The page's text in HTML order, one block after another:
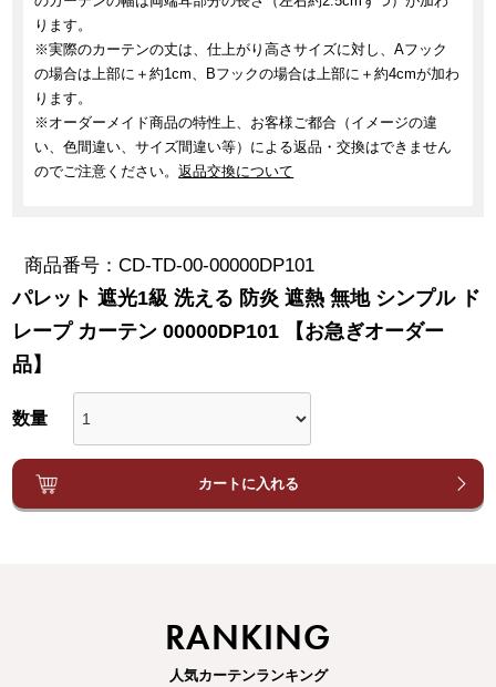
ります。
※実際のカーテンの丈は、仕上がり高さサイズに対し、Aフック
の場合は上部に＋約1cm、Bフックの場合は上部に＋約4cmが加わ
ります。
※オーダーメイド商品の特性上、お客様ご都合（イメージの違
い、色間違い、サイズ間違い等）による返品・交換はできません
のでご注意ください。返品交換について
商品番号 CD-TD-00-00000DP101
パレット 遮光1級 洗える 防炎 遮熱 無地 シンプル ド
レープ カーテン 00000DP101 【お急ぎオーダー
品】
カートに入れる
RANKING
人気カーテンランキング